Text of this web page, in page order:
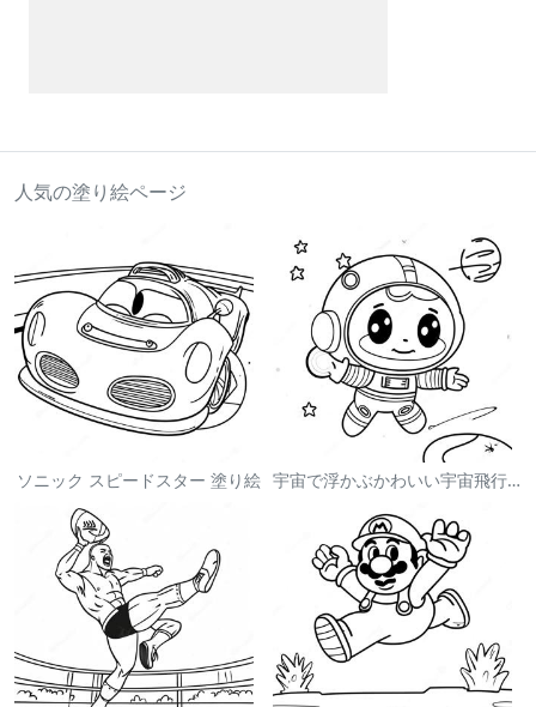
人気の塗り絵ページ
ソニック スピードスター 塗り絵 宇宙で浮かぶかわいい宇宙飛行士 塗り絵